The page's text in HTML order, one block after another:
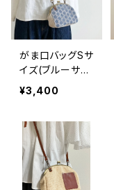
がま口バッグSサ
イズ(ブルーサー
クルレース）
¥3,400